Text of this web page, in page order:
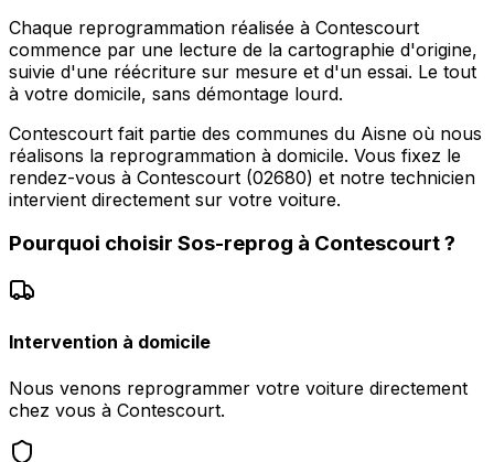
Chaque reprogrammation réalisée à Contescourt
commence par une lecture de la cartographie d'origine,
suivie d'une réécriture sur mesure et d'un essai. Le tout
à votre domicile, sans démontage lourd.
Contescourt fait partie des communes du Aisne où nous
réalisons la reprogrammation à domicile. Vous fixez le
rendez-vous à Contescourt (02680) et notre technicien
intervient directement sur votre voiture.
Pourquoi choisir Sos-reprog à Contescourt?
Intervention à domicile
Nous venons reprogrammer votre voiture directement
chez vous à Contescourt.